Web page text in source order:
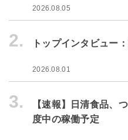
2026.08.05
2. トップインタビュー
2026.08.01
3.
【速報】日清食品、
度中の稼働予定